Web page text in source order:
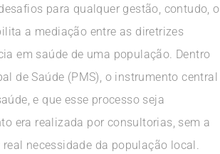
para qualquer gestão, contudo, o
a mediação entre as diretrizes
em saúde de uma população. Dentro
de Saúde (PMS), o instrumento central
e que esse processo seja
era realizada por consultorias, sem a
necessidade da população local.